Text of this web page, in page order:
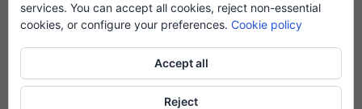
© Lletra Impresa Edicions, 2019
services. You can accept all cookies, reject non-essential
cookies, or configure your preferences. Cookie policy
Accept all
Reject